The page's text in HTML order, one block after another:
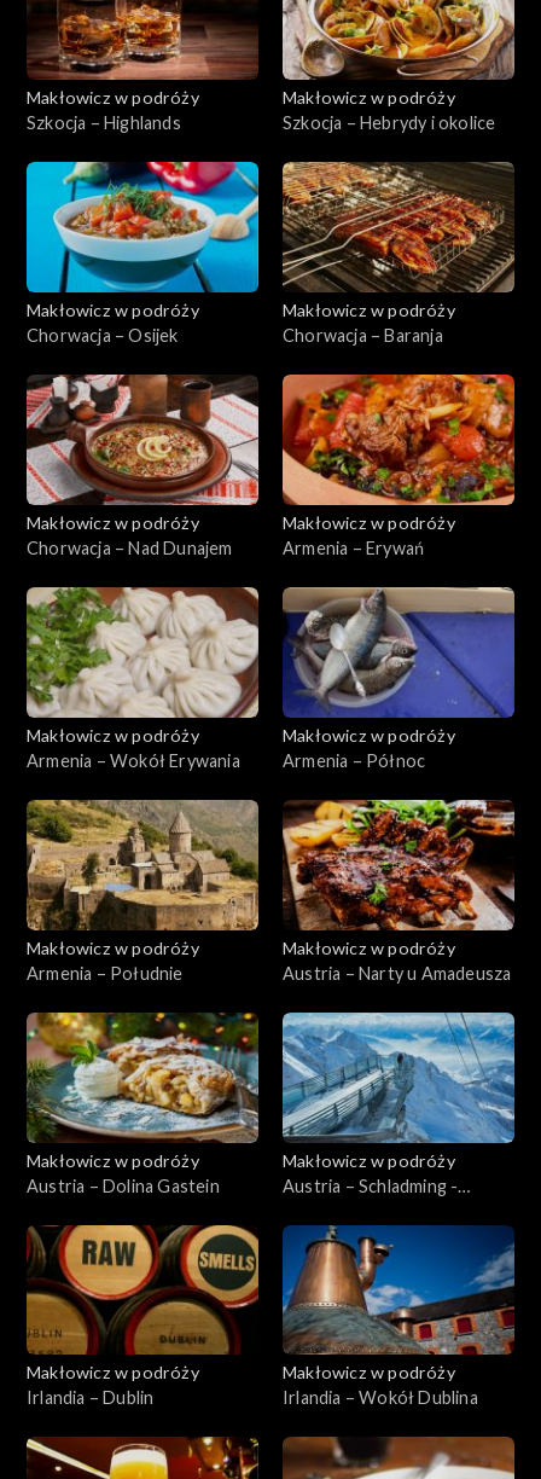
Makłowicz w podróży
Szkocja – Highlands
Makłowicz w podróży
Szkocja – Hebrydy i okolice
Makłowicz w podróży
Chorwacja – Osijek
Makłowicz w podróży
Chorwacja – Baranja
Makłowicz w podróży
Chorwacja – Nad Dunajem
Makłowicz w podróży
Armenia – Erywań
Makłowicz w podróży
Armenia – Wokół Erywania
Makłowicz w podróży
Armenia – Północ
Makłowicz w podróży
Armenia – Południe
Makłowicz w podróży
Austria – Narty u Amadeusza
Makłowicz w podróży
Austria – Dolina Gastein
Makłowicz w podróży
Austria – Schladming -
Makłowicz w podróży
Irlandia – Dublin
Makłowicz w podróży
Irlandia – Wokół Dublina